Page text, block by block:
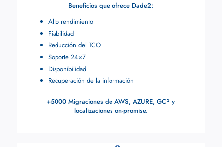
Beneficios que ofrece Dade2:
Alto rendimiento
Fiabilidad
Reducción del TCO
Soporte 24×7
Disponibilidad
Recuperación de la información
+5000 Migraciones de AWS, AZURE, GCP y
localizaciones on-promise.